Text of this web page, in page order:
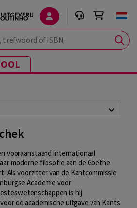
of ISBN
vooraan­staand internationaal
moderne filosofie aan de Goethe
Als voorzitter van de Kantcommis­sie
Academie voor
is hij
de academische uitgave van Kants